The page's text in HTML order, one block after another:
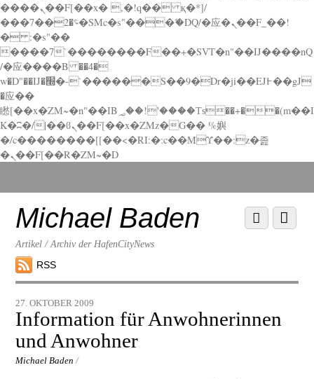
����ܢ��F[��x� ,�!q�� қ�*]/
���؝�2��7�SMc�s"���ޭ�DQ/�应�ܢ��F_��!
� :�s"��
����7`��������F��+�SVT�n"��IJ����nQ
/�应����B ��4�
w�D"��IJ�׭�-`������S��9�Dr�ji��EJ߅��gJ
�应��
矁[��x�ZM~�n"��IB؃��!'����Тѕ��+��(m��I
K�ʭ�/|��ϐܢ��F[��x�ZMz�G�� %嬩
�/c��������[[��<�RI:�:c��MΎ��:z�졾
�ܢ��F[��R�ZM~�D
down
contentMichael Baden
Artikel / Archiv der HafenCityNews
RSS
Menu
Scroll
down
27. OKTOBER 2009
Information für Anwohnerinnen
und Anwohner
Michael Baden /